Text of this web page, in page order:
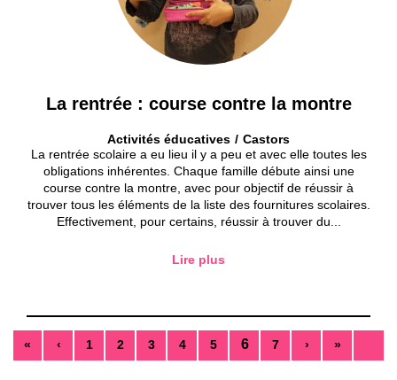
La rentrée : course contre la montre
Activités éducatives
Castors
La rentrée scolaire a eu lieu il y a peu et avec elle toutes les
obligations inhérentes. Chaque famille débute ainsi une
course contre la montre, avec pour objectif de réussir à
trouver tous les éléments de la liste des fournitures scolaires.
Effectivement, pour certains, réussir à trouver du...
Lire plus
« ‹ 1 2 3 4 5 6 7 › »